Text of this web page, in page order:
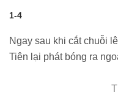
1-4
Ngay sau khi cắt chuỗi
Tiên lại phát bóng ra